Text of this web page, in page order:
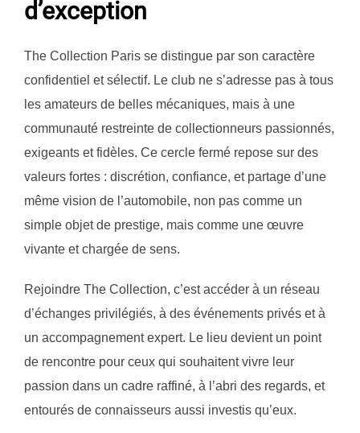
d’exception
The Collection Paris se distingue par son caractère
confidentiel et sélectif. Le club ne s’adresse pas à tous
les amateurs de belles mécaniques, mais à une
communauté restreinte de collectionneurs passionnés,
exigeants et fidèles. Ce cercle fermé repose sur des
valeurs fortes : discrétion, confiance, et partage d’une
même vision de l’automobile, non pas comme un
simple objet de prestige, mais comme une œuvre
vivante et chargée de sens.
Rejoindre The Collection, c’est accéder à un réseau
d’échanges privilégiés, à des événements privés et à
un accompagnement expert. Le lieu devient un point
de rencontre pour ceux qui souhaitent vivre leur
passion dans un cadre raffiné, à l’abri des regards, et
entourés de connaisseurs aussi investis qu’eux.